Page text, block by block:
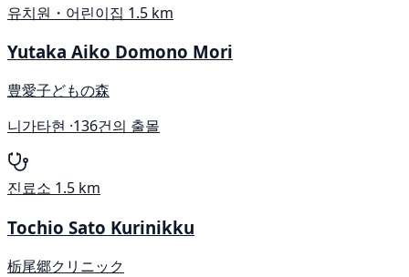
유치원・어린이집 1.5 km
Yutaka Aiko Domono Mori
豊愛子どもの森
니가타현 ·136건의 출몰
진료소 1.5 km
Tochio Sato Kurinikku
栃尾郷クリニック